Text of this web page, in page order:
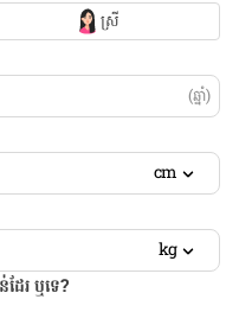
ស្រី
(ឆ្នាំ)
cm
kg
ែរ ឬទេ?